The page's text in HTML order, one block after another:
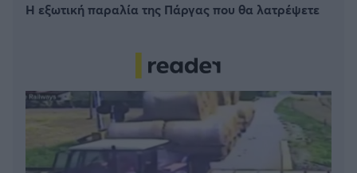
Η εξωτική παραλία της Πάργας που θα λατρέψετε